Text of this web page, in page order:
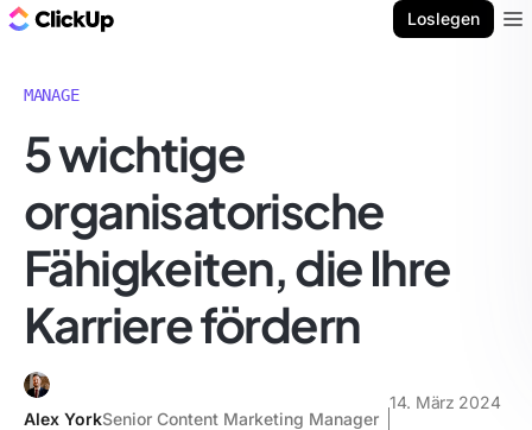
Loslegen
MANAGE
5 wichtige
organisatorische
Fähigkeiten, die Ihre
Karriere fördern
Alex YorkSenior Content Marketing Manager
14. März 2024